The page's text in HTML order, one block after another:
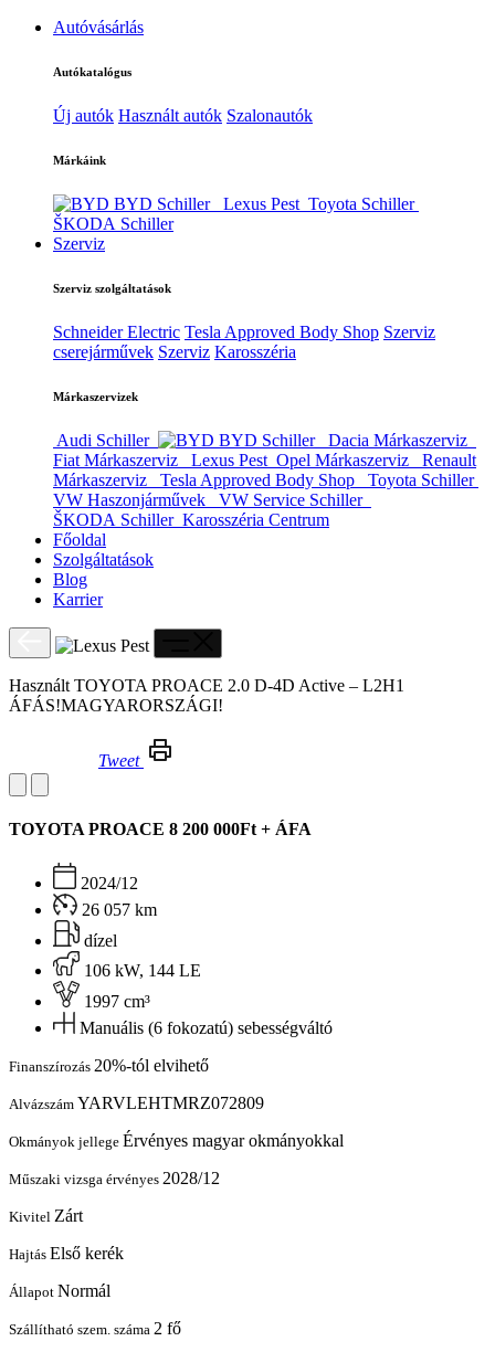
Autóvásárlás
Autókatalógus
Új autók Használt autók Szalonautók
Márkáink
BYD Schiller Lexus Pest Toyota Schiller
ŠKODA Schiller
Szerviz
Szerviz szolgáltatások
Schneider Electric Tesla Approved Body Shop Szerviz
cserejárművek Szerviz Karosszéria
Márkaszervizek
Audi Schiller BYD Schiller
Dacia Márkaszerviz
Fiat Márkaszerviz
Lexus Pest Opel Márkaszerviz
Renault
Márkaszerviz
Tesla Approved Body Shop
Toyota Schiller
VW Haszonjárművek
VW Service Schiller
ŠKODA Schiller Karosszéria Centrum
Főoldal
Szolgáltatások
Blog
Karrier
Használt TOYOTA PROACE 2.0 D-4D Active – L2H1
ÁFÁS!MAGYARORSZÁGI!
Tweet
TOYOTA PROACE 8 200 000Ft + ÁFA
2024/12
26 057 km
dízel
106 kW, 144 LE
1997 cm³
Manuális (6 fokozatú) sebességváltó
Finanszírozás 20%-tól elvihető
Alvázszám YARVLEHTMRZ072809
Okmányok jellege Érvényes magyar okmányokkal
Műszaki vizsga érvényes 2028/12
Kivitel Zárt
Hajtás Első kerék
Állapot Normál
Szállítható szem. száma 2 fő